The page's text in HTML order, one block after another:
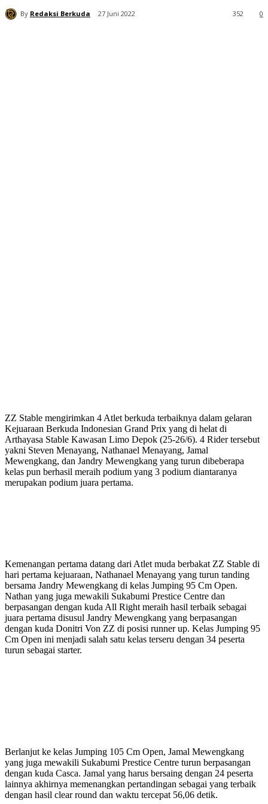
By Redaksi Berkuda 27 Juni 2022 0
352
ZZ Stable mengirimkan 4 Atlet berkuda terbaiknya dalam gelaran
Kejuaraan Berkuda Indonesian Grand Prix yang di helat di
Arthayasa Stable Kawasan Limo Depok (25-26/6). 4 Rider tersebut
yakni Steven Menayang, Nathanael Menayang, Jamal
Mewengkang, dan Jandry Mewengkang yang turun dibeberapa
kelas pun berhasil meraih podium yang 3 podium diantaranya
merupakan podium juara pertama.
Kemenangan pertama datang dari Atlet muda berbakat ZZ Stable di
hari pertama kejuaraan, Nathanael Menayang yang turun tanding
bersama Jandry Mewengkang di kelas Jumping 95 Cm Open.
Nathan yang juga mewakili Sukabumi Prestice Centre dan
berpasangan dengan kuda All Right meraih hasil terbaik sebagai
juara pertama disusul Jandry Mewengkang yang berpasangan
dengan kuda Donitri Von ZZ di posisi runner up. Kelas Jumping 95
Cm Open ini menjadi salah satu kelas terseru dengan 34 peserta
turun sebagai starter.
Berlanjut ke kelas Jumping 105 Cm Open, Jamal Mewengkang
yang juga mewakili Sukabumi Prestice Centre turun berpasangan
dengan kuda Casca. Jamal yang harus bersaing dengan 24 peserta
lainnya akhirnya memenangkan pertandingan sebagai yang terbaik
dengan hasil clear round dan waktu tercepat 56,06 detik.